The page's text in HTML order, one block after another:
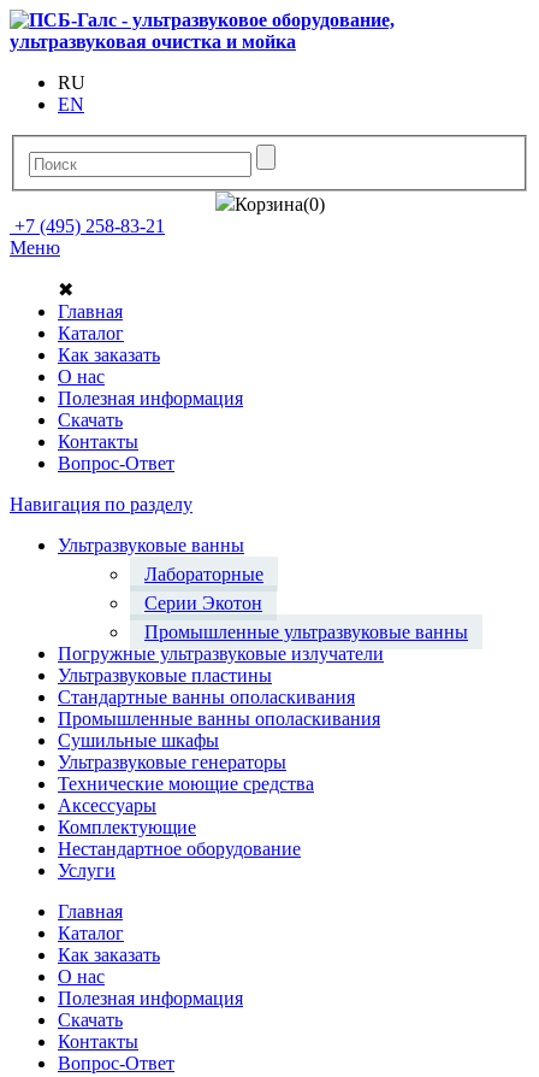
RU
EN
Корзина(0)
+7 (495) 258-83-21
Меню
✖
Главная
Каталог
Как заказать
О нас
Полезная информация
Скачать
Контакты
Вопрос-Ответ
Навигация по разделу
Ультразвуковые ванны
Лабораторные
Серии Экотон
Промышленные ультразвуковые ванны
Погружные ультразвуковые излучатели
Ультразвуковые пластины
Стандартные ванны ополаскивания
Промышленные ванны ополаскивания
Сушильные шкафы
Ультразвуковые генераторы
Технические моющие средства
Аксессуары
Комплектующие
Нестандартное оборудование
Услуги
Главная
Каталог
Как заказать
О нас
Полезная информация
Скачать
Контакты
Вопрос-Ответ